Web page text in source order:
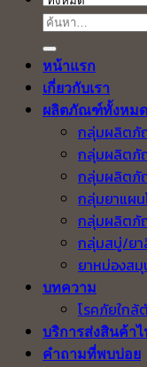
ค้นหา:
หน้าแรก
เกี่ยวกับเรา
ผลิตภัณฑ์ทั้งหมด
กลุ่มผลิตภั
กลุ่มผลิตภั
กลุ่มผลิตภั
กลุ่มยาแผ
กลุ่มผลิตภั
กลุ่มสบู่/ย
ยาหม่องส
บทความ
โรคภัยใกล้
บริการส่งสินค้าไ
คำถามที่พบบ่อย